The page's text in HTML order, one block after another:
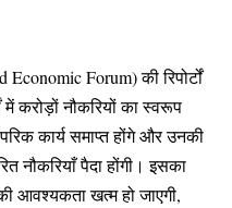
Forum) की रिपोर्टों
करोड़ों नौकरियों का स्वरूप
कार्य समाप्त होंगे और उनकी
नौकरियाँ पैदा होंगी। इसका
आवश्यकता खत्म हो जाएगी,